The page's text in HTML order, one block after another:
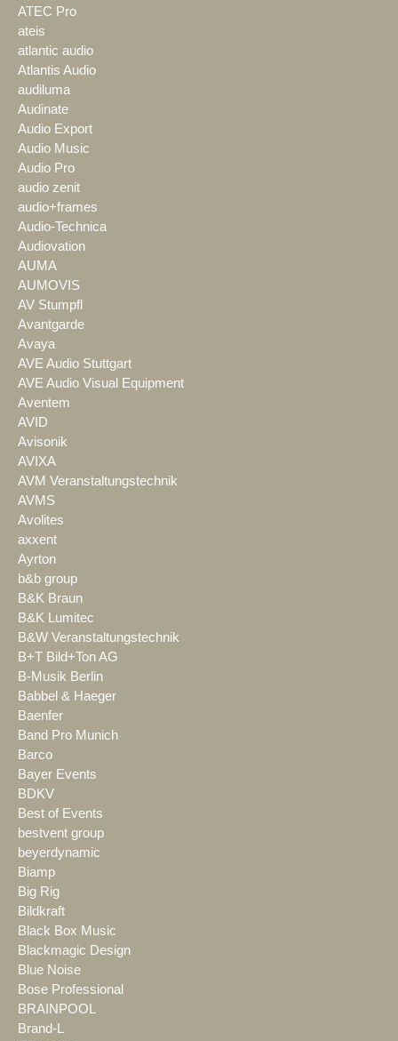
ATEC Pro
ateis
atlantic audio
Atlantis Audio
audiluma
Audinate
Audio Export
Audio Music
Audio Pro
audio zenit
audio+frames
Audio-Technica
Audiovation
AUMA
AUMOVIS
AV Stumpfl
Avantgarde
Avaya
AVE Audio Stuttgart
AVE Audio Visual Equipment
Aventem
AVID
Avisonik
AVIXA
AVM Veranstaltungstechnik
AVMS
Avolites
axxent
Ayrton
b&b group
B&K Braun
B&K Lumitec
B&W Veranstaltungstechnik
B+T Bild+Ton AG
B-Musik Berlin
Babbel & Haeger
Baenfer
Band Pro Munich
Barco
Bayer Events
BDKV
Best of Events
bestvent group
beyerdynamic
Biamp
Big Rig
Bildkraft
Black Box Music
Blackmagic Design
Blue Noise
Bose Professional
BRAINPOOL
Brand-L